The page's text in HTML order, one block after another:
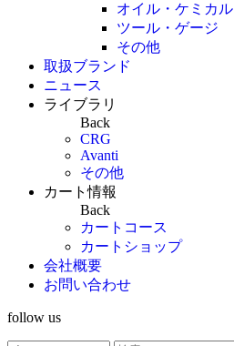
オイル・ケミカル
ツール・ゲージ
その他
取扱ブランド
ニュース
ライブラリ
Back
CRG
Avanti
その他
カート情報
Back
カートコース
カートショップ
会社概要
お問い合わせ
follow us